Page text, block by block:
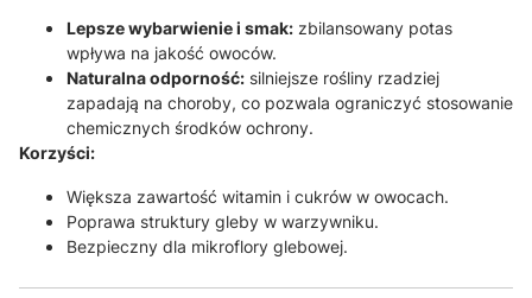
Lepsze wybarwienie i smak: zbilansowany potas
wpływa na jakość owoców.
Naturalna odporność: silniejsze rośliny rzadziej
zapadają na choroby, co pozwala ograniczyć stosowanie
chemicznych środków ochrony.
Korzyści:
Większa zawartość witamin i cukrów w owocach.
Poprawa struktury gleby w warzywniku.
Bezpieczny dla mikroflory glebowej.